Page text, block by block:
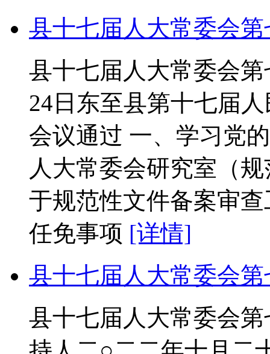
县十七届人大常委会
县十七届人大常委会
24日东至县第十七届
会议通过 一、学习党
人大常委会研究室（
于规范性文件备案审
任免事项 [详情]
县十七届人大常委会
县十七届人大常委会